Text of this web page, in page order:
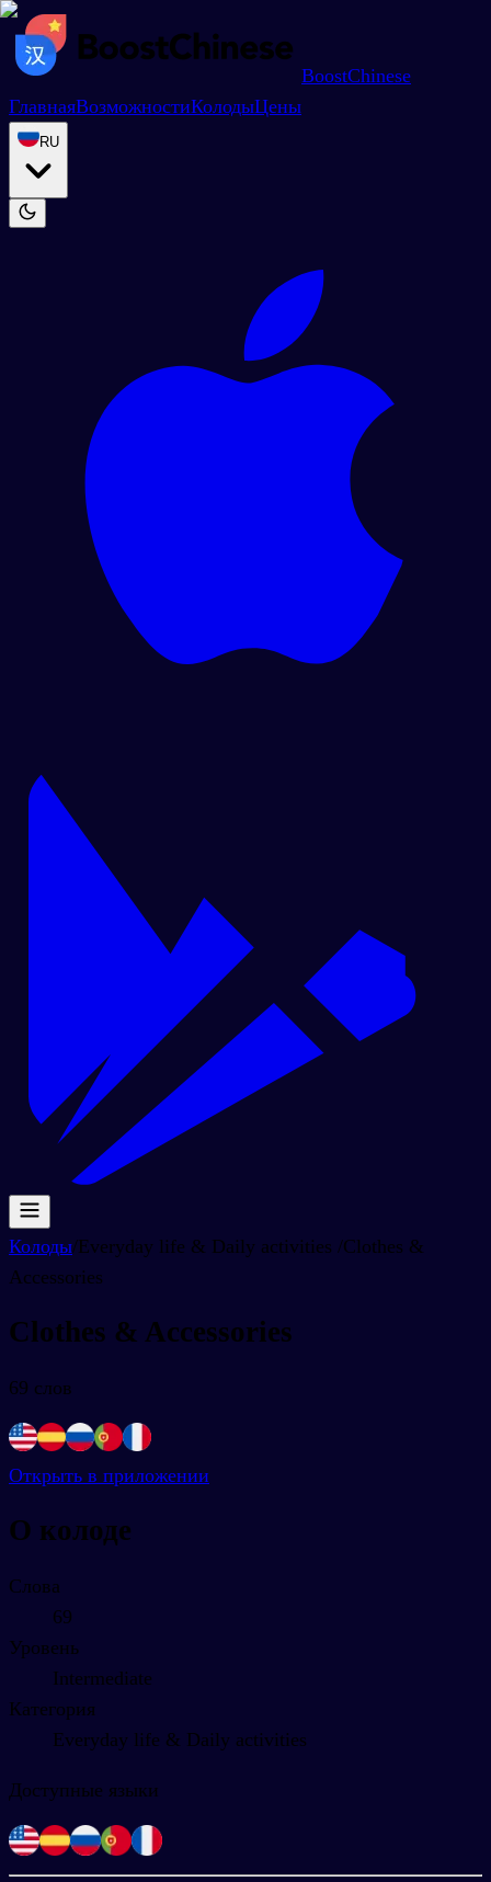
BoostChinese
ГлавнаяВозможностиКолодыЦены
RU
Колоды/Everyday life & Daily activities /Clothes &
Accessories
Clothes & Accessories
69 слов
Открыть в приложении
О колоде
Слова
69
Уровень
Intermediate
Категория
Everyday life & Daily activities
Доступные языки